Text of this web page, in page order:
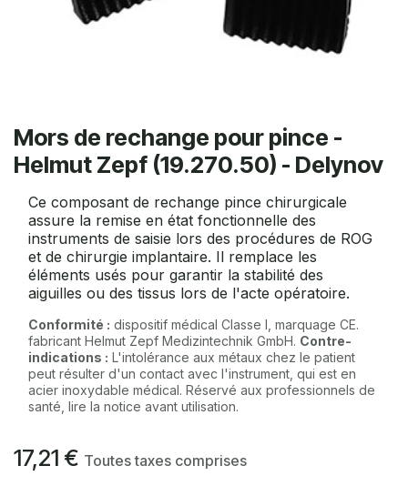
Mors de rechange pour pince -
Helmut Zepf (19.270.50) - Delynov
Ce composant de rechange pince chirurgicale
assure la remise en état fonctionnelle des
instruments de saisie lors des procédures de ROG
et de chirurgie implantaire. Il remplace les
éléments usés pour garantir la stabilité des
aiguilles ou des tissus lors de l'acte opératoire.
Conformité : dispositif médical Classe I, marquage CE.
fabricant Helmut Zepf Medizintechnik GmbH. Contre-
indications : L'intolérance aux métaux chez le patient
peut résulter d'un contact avec l'instrument, qui est en
acier inoxydable médical. Réservé aux professionnels de
santé, lire la notice avant utilisation.
17,21 € Toutes taxes comprises